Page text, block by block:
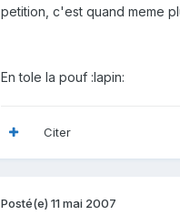
petition, c'est quand meme
En tole la pouf :lapin:
Citer
Posté(e) 11 mai 2007